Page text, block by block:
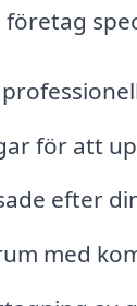
för att
efter
med